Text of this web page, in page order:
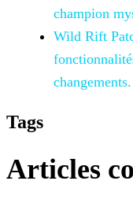
champion
Wild Rift
changements.
Tags
Articles